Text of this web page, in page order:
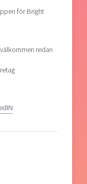
för Bright
redan